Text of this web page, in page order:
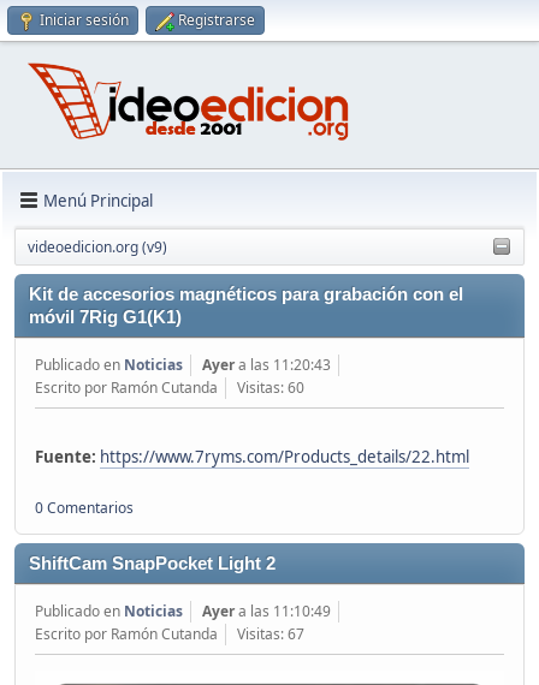
Iniciar sesión Registrarse
Menú Principal
videoedicion.org (v9)
Kit de accesorios magnéticos para grabación con el
móvil 7Rig G1(K1)
Publicado en Noticias Ayera las 11:20:43
Escrito por Ramón Cutanda
Visitas: 60
Fuente: https://www.7ryms.com/Products_details/22.html
0 Comentarios
ShiftCam SnapPocket Light 2
Publicado en Noticias Ayera las 11:10:49
Escrito por Ramón Cutanda
Visitas: 67